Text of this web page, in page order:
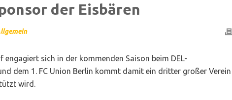
der Eisbären
sich in der kommenden Saison beim DEL-
dem 1. FC Union Berlin kommt damit ein dritter großer Verein
wird.